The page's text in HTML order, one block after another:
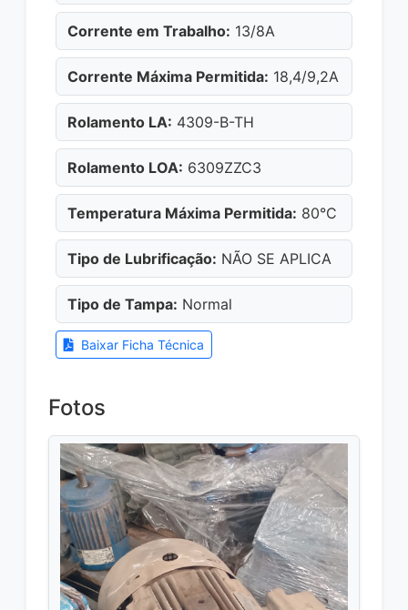
Corrente em Trabalho: 13/8A
Corrente Máxima Permitida: 18,4/9,2A
Rolamento LA: 4309-B-TH
Rolamento LOA: 6309ZZC3
Temperatura Máxima Permitida: 80°C
Tipo de Lubrificação: NÃO SE APLICA
Tipo de Tampa: Normal
Baixar Ficha Técnica
Fotos